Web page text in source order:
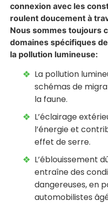
connexion avec les
roulent doucement à
Nous sommes toujours
domaines spécifiques
la pollution lumineuse:
La pollution
schémas de
la faune.
L’éclairage
l’énergie et
effet de serre.
L’éblouissement
entraîne des
dangereuses, en
automobilistes